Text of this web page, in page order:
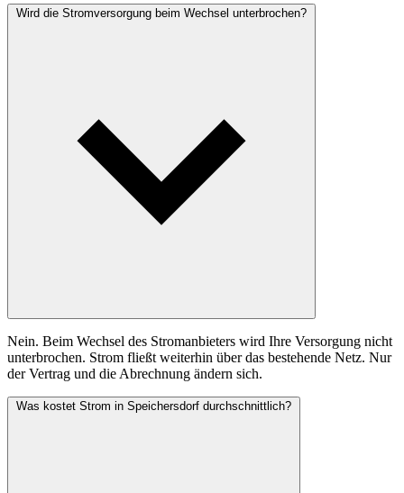
Wird die Stromversorgung beim Wechsel unterbrochen?
Nein. Beim Wechsel des Stromanbieters wird Ihre Versorgung nicht
unterbrochen. Strom fließt weiterhin über das bestehende Netz. Nur
der Vertrag und die Abrechnung ändern sich.
Was kostet Strom in Speichersdorf durchschnittlich?